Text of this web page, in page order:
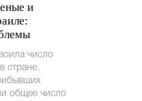
и
число
стране.
общее число